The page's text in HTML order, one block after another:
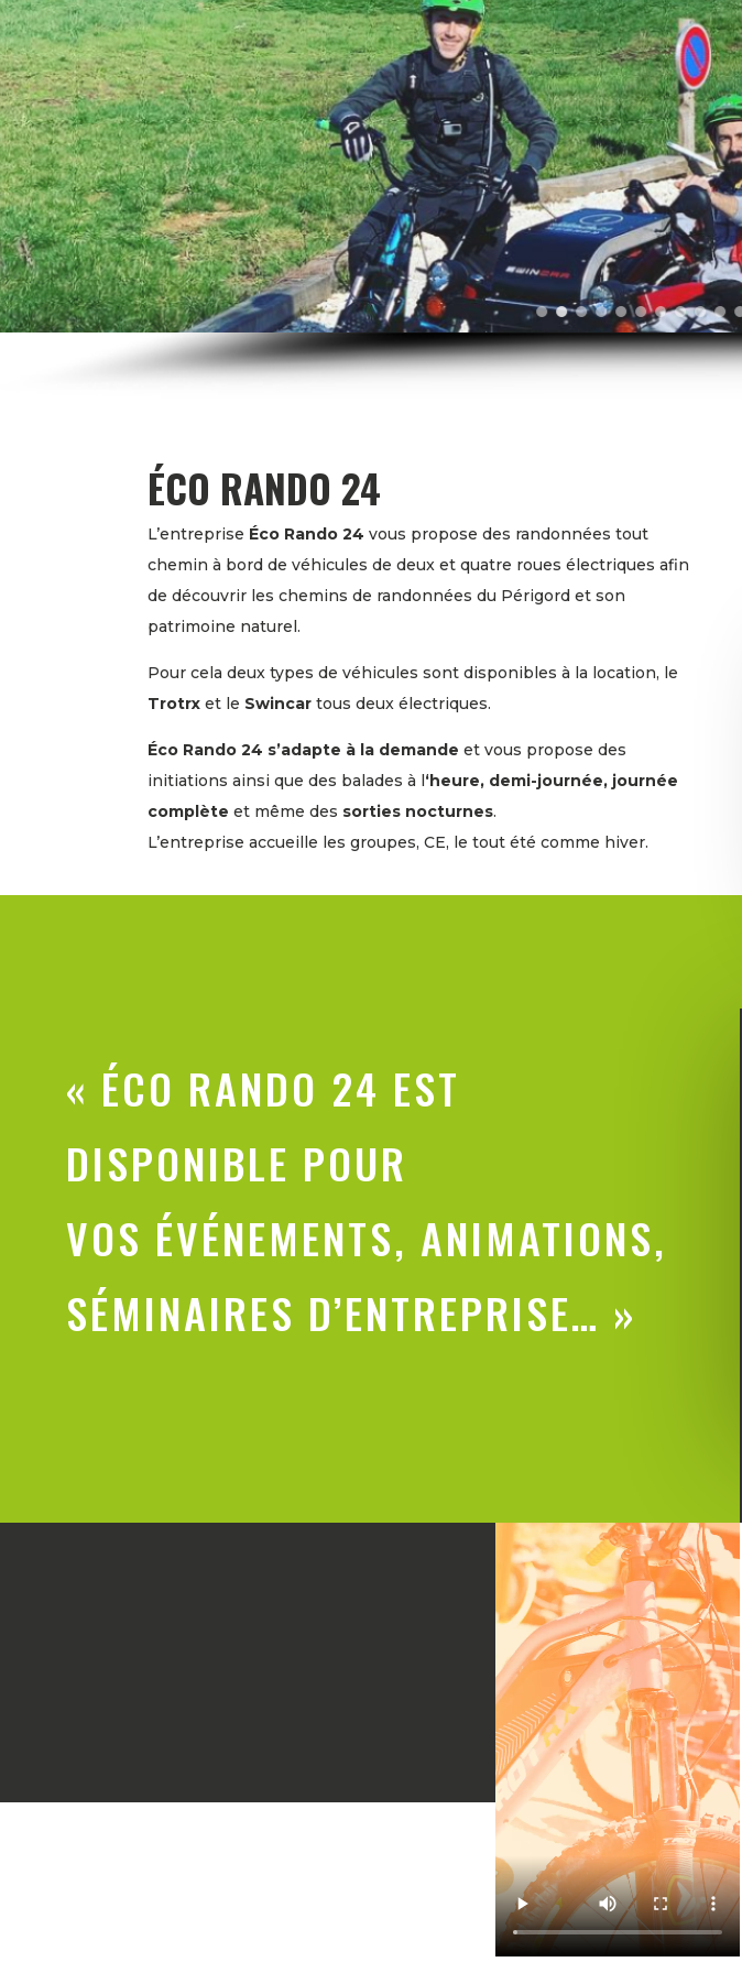
ÉCO RANDO 24
L’entreprise Éco Rando 24 vous propose des randonnéestout
chemin à bord de véhicules de deux et quatre roues électriques afin
de découvrir les chemins de randonnées du Périgord et son
patrimoine naturel.
Pour cela deux types de véhicules sont disponibles à la location, le
Trotrx et le Swincar tous deux électriques.
Éco Rando 24 s’adapte à la demande et vous propose des
initiations ainsi que des balades à l‘heure, demi-journée, journée
complète et même des sorties nocturnes.
L’entreprise accueille les groupes, CE, le tout été comme hiver.
« ÉCO RANDO 24 EST
DISPONIBLE POUR
VOS ÉVÉNEMENTS, ANIMATIONS,
SÉMINAIRES D’ENTREPRISE… »